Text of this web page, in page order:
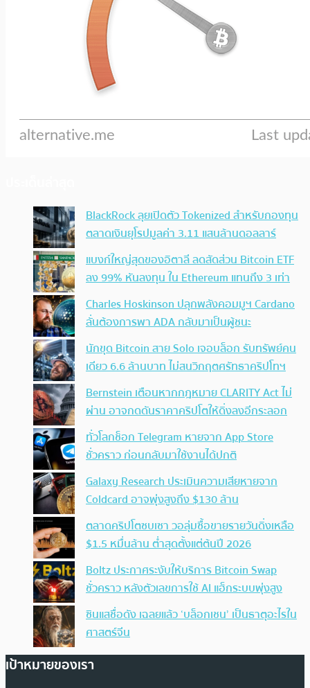
BlackRock ลุยเปิดตัว Tokenized สำหรับกองทุน
ตลาดเงินยุโรปมูลค่า 3.11 แสนล้านดอลลาร์
แบงก์ใหญ่สุดของอิตาลี ลดสัดส่วน Bitcoin ETF
ลง 99% หันลงทุน ใน Ethereum แทนถึง 3 เท่า
Charles Hoskinson ปลุกพลังคอมมูฯ Cardano
ลั่นต้องการพา ADA กลับมาเป็นผู้ชนะ
นักขุด Bitcoin สาย Solo เจอบล็อก รับทรัพย์คน
เดียว 6.6 ล้านบาท ไม่สนวิกฤตศรัทธาคริปโทฯ
Bernstein เตือนหากกฎหมาย CLARITY Act ไม่
ผ่าน อาจกดดันราคาคริปโตให้ดิ่งลงอีกระลอก
ทั่วโลกช็อก Telegram หายจาก App Store
ชั่วคราว ก่อนกลับมาใช้งานได้ปกติ
Galaxy Research ประเมินความเสียหายจาก
Coldcard อาจพุ่งสูงถึง $130 ล้าน
ตลาดคริปโตซบเซา วอลุ่มซื้อขายรายวันดิ่งเหลือ
$1.5 หมื่นล้าน ต่ำสุดตั้งแต่ต้นปี 2026
Boltz ประกาศระงับให้บริการ Bitcoin Swap
ชั่วคราว หลังตัวเลขการใช้ AI แฮ็กระบบพุ่งสูง
ซินแสชื่อดัง เฉลยแล้ว ‘บล็อกเชน’ เป็นธาตุอะไรใน
ศาสตร์จีน
เป้าหมายของเรา